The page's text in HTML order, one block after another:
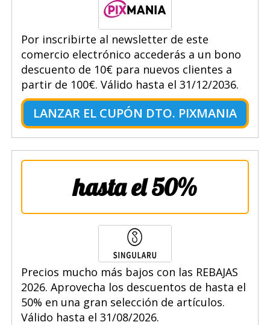
Por inscribirte al newsletter de este
comercio electrónico accederás a un bono
descuento de 10€ para nuevos clientes a
partir de 100€. Válido hasta el 31/12/2036.
LANZAR EL CUPÓN DTO. PIXMANIA
hasta el 50%
Precios mucho más bajos con las REBAJAS
2026. Aprovecha los descuentos de hasta el
50% en una gran selección de artículos.
Válido hasta el 31/08/2026.